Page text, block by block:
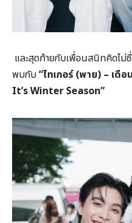
และสุดท้ายกับเพื่อนสนิทคิดไม่
พบกับ“ไทเกอร์ (พาย) – เดื
It’s Winter Season”